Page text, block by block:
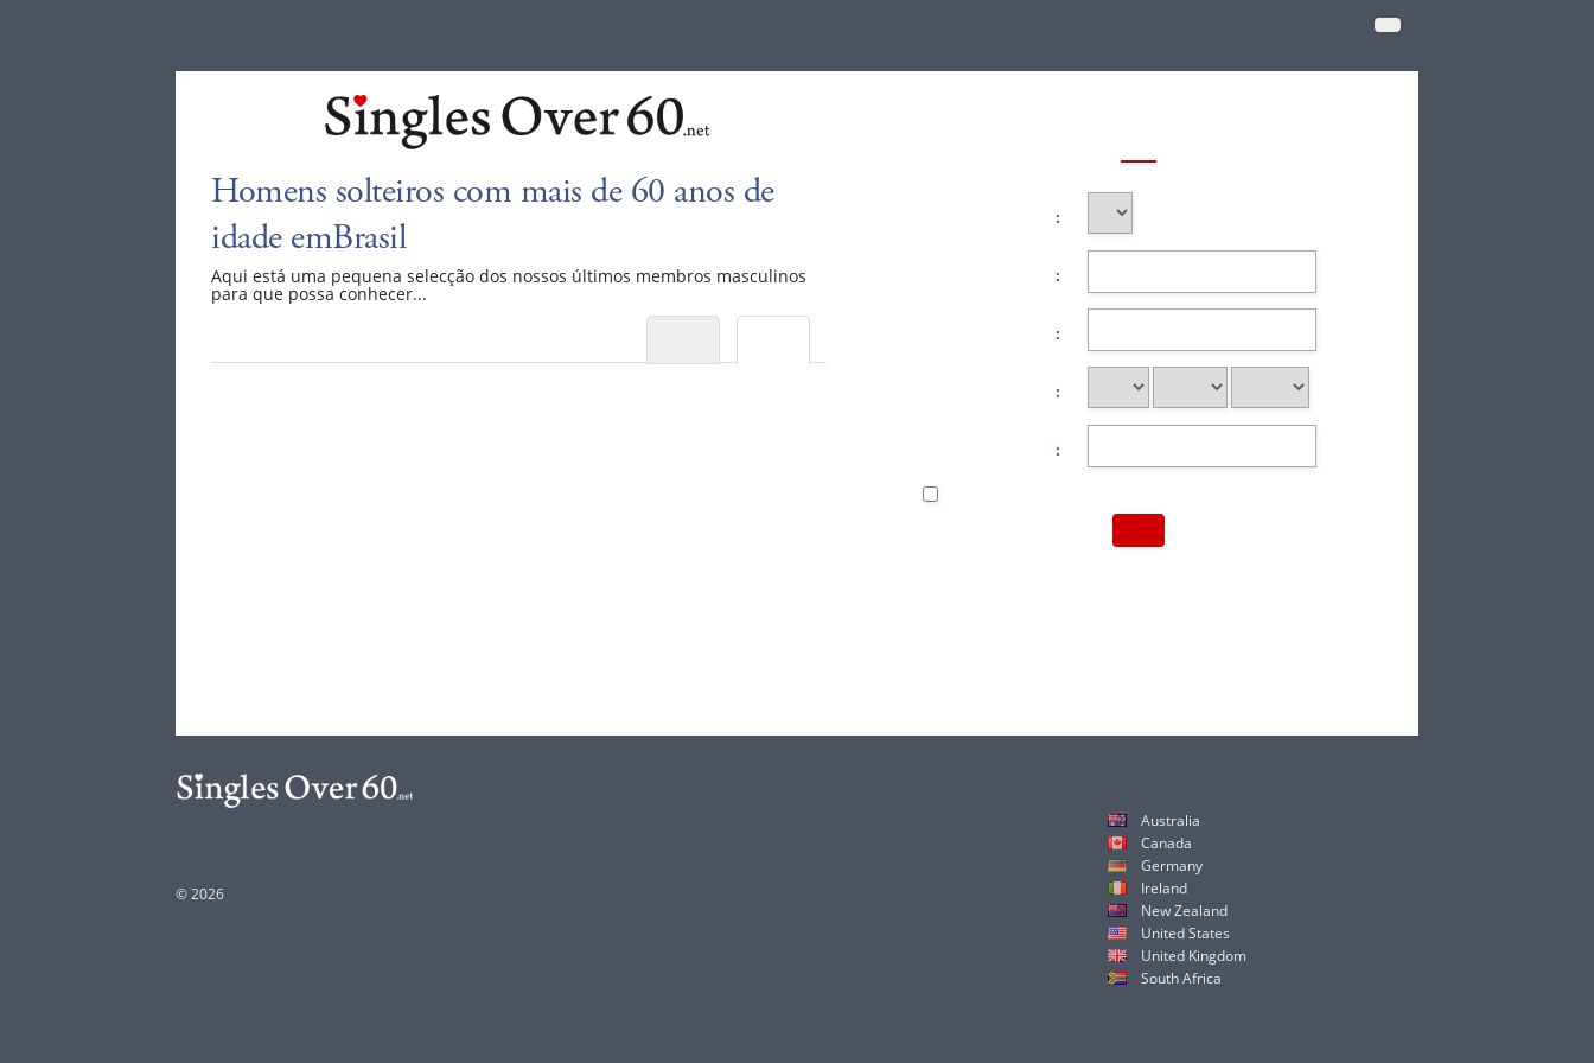
Homens solteiros com mais de 60 anos de
idade emBrasil
Aqui está uma pequena selecção dos nossos últimos membros masculinos
para que possa conhecer...
:
:
:
:
:
© 2026
Australia
Canada
Germany
Ireland
New Zealand
United States
United Kingdom
South Africa